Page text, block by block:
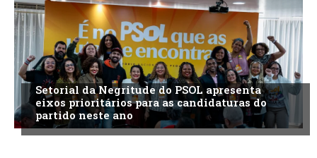
Setorial da Negritude do PSOL apresenta
eixos prioritários para as candidaturas do
partido neste ano